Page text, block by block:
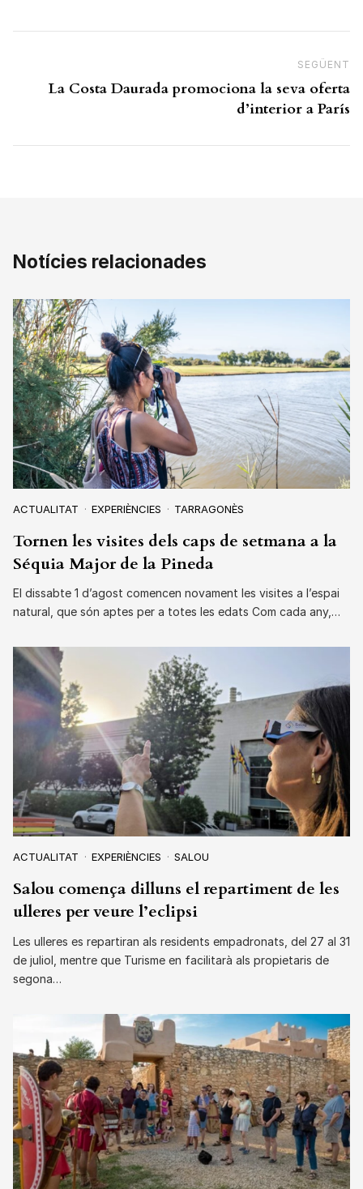
SEGÜENT
La Costa Daurada promociona la seva oferta
d’interior a París
Notícies relacionades
ACTUALITAT EXPERIÈNCIES TARRAGONÈS
Tornen les visites dels caps de setmana a la
Séquia Major de la Pineda
El dissabte 1 d’agost comencen novament les visites a l’espai
natural, que són aptes per a totes les edats Com cada any,…
ACTUALITAT EXPERIÈNCIES SALOU
Salou comença dilluns el repartiment de les
ulleres per veure l’eclipsi
Les ulleres es repartiran als residents empadronats, del 27 al 31
de juliol, mentre que Turisme en facilitarà als propietaris de
segona…